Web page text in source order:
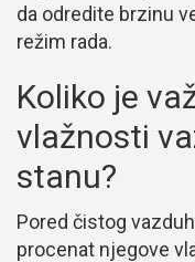
da odredite brzinu
režim rada.
Koliko je
vlažnosti
stanu?
Pored čistog
procenat njegove